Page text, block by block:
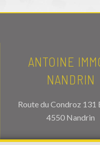
ANTOINE
NANDRIN
Route du Condroz 131
4550 Nandrin
TEL.085/